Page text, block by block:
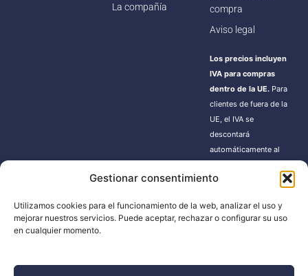
Gestionar consentimiento
Utilizamos cookies para el funcionamiento de la web, analizar el uso y
mejorar nuestros servicios. Puede aceptar, rechazar o configurar su uso
en cualquier momento.
La compañía
compra
Aviso legal
Los precios incluyen
IVA para compras
dentro de la UE. Para
clientes de fuera de la
UE, el IVA se
descontará
automáticamente al
Estos pedidos pueden
de importación según
la normativa de cada